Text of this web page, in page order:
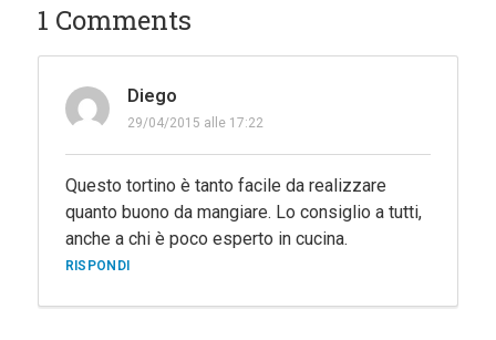
1 Comments
Diego
29/04/2015 alle 17:22
Questo tortino è tanto facile da realizzare
quanto buono da mangiare. Lo consiglio a tutti,
anche a chi è poco esperto in cucina.
RISPONDI